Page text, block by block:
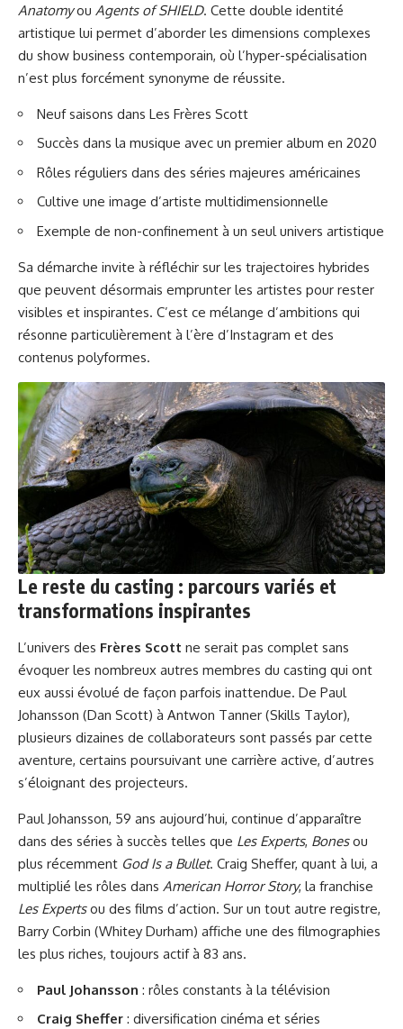
Anatomyou Agents of SHIELD. Cette double identité
artistique lui permet d’aborder les dimensions complexes
du show business contemporain, où l’hyper-spécialisation
n’est plus forcément synonyme de réussite.
Neuf saisons dans Les Frères Scott
Succès dans la musique avec un premier album en 2020
Rôles réguliers dans des séries majeures américaines
Cultive une image d’artiste multidimensionnelle
Exemple de non-confinement à un seul univers artistique
Sa démarche invite à réfléchir sur les trajectoires hybrides
que peuvent désormais emprunter les artistes pour rester
visibles et inspirantes. C’est ce mélange d’ambitions qui
résonne particulièrement à l’ère d’Instagram et des
contenus polyformes.
Le reste du casting : parcours variés et
transformations inspirantes
L’univers des Frères Scott ne serait pas complet sans
évoquer les nombreux autres membres du casting qui ont
eux aussi évolué de façon parfois inattendue. De Paul
Johansson (Dan Scott) à Antwon Tanner (Skills Taylor),
plusieurs dizaines de collaborateurs sont passés par cette
aventure, certains poursuivant une carrière active, d’autres
s’éloignant des projecteurs.
Paul Johansson, 59 ans aujourd’hui, continue d’apparaître
dans des séries à succès telles que Les Experts, Bonesou
plus récemment God Is a Bullet. Craig Sheffer, quant à lui, a
multiplié les rôles dans American Horror Story, la franchise
Les Expertsou des films d’action. Sur un tout autre registre,
Barry Corbin (Whitey Durham) affiche une des filmographies
les plus riches, toujours actif à 83 ans.
Paul Johansson : rôles constants à la télévision
Craig Sheffer : diversification cinéma et séries